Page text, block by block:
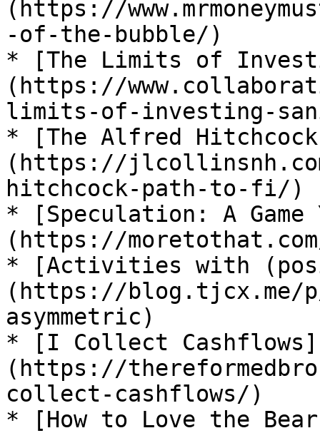
(https://
-of-the-bubble/)
* [The Limits of
(https://
limits-of-investing-
* [The Alfred
(https://
hitchcock-path-to-fi/)
* [Speculation: A Game
(https://
* [Activities with
(https://
asymmetric)
* [I Collect Cashflows]
(https://
collect-cashflows/)
* [How to Love the